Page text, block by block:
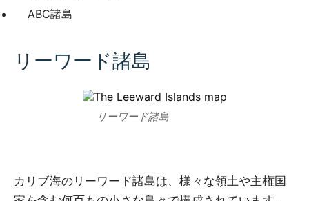
ABC諸島
リーワード諸島
リーワード諸島
カリブ海のリーワード諸島は、様々な領土や主権国